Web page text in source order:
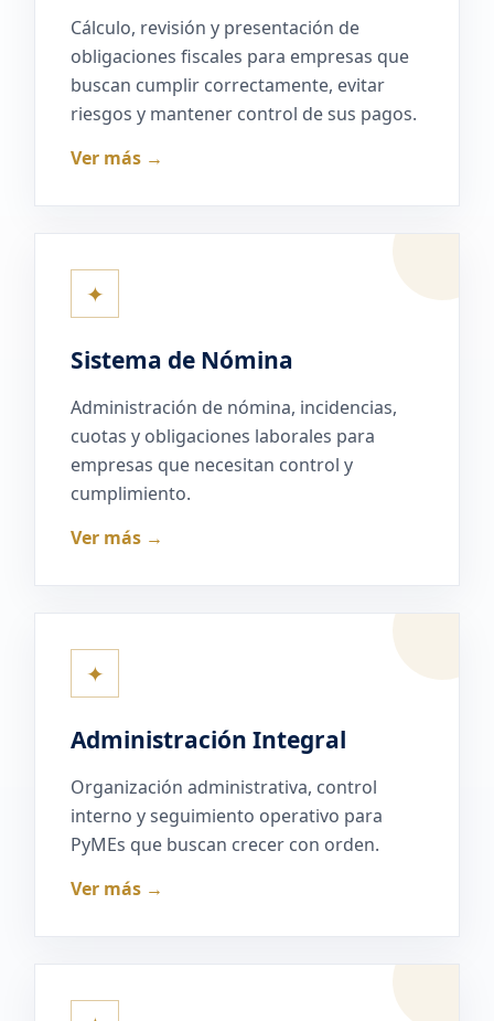
Cálculo, revisión y presentación de
obligaciones fiscales para empresas que
buscan cumplir correctamente, evitar
riesgos y mantener control de sus pagos.
Ver más →
✦
Sistema de Nómina
Administración de nómina, incidencias,
cuotas y obligaciones laborales para
empresas que necesitan control y
cumplimiento.
Ver más →
✦
Administración Integral
Organización administrativa, control
interno y seguimiento operativo para
PyMEs que buscan crecer con orden.
Ver más →